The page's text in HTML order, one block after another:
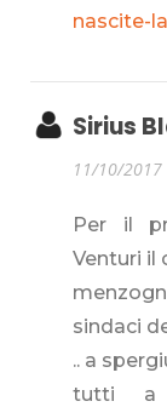
nascite-
Sirius
11/10/2017
Per il
Venturi il
sindaci
.. a
tutti a